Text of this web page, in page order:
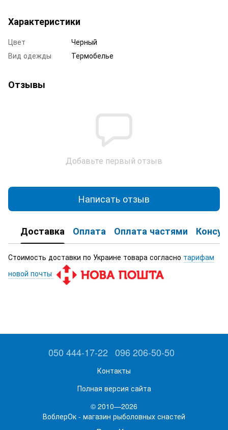
Характеристики
Цвет
Черный
Вид одежды
Термобелье
Отзывы
Добавьте первый отзыв
Написать отзыв
Доставка Оплата Оплата частями
Стоимость доставки по Украине товара согласно тарифам
новой почты
050 444-17-22 096 206-50-50
Контакты
Полная версия сайта
© 2010—2026
ВоблерОк - магазин рыболовных снастей